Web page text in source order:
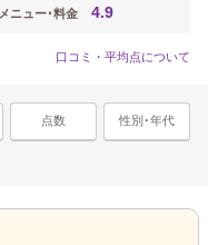
メニュー･料金 4.9
口コミ・平均点について
点数 性別･年代